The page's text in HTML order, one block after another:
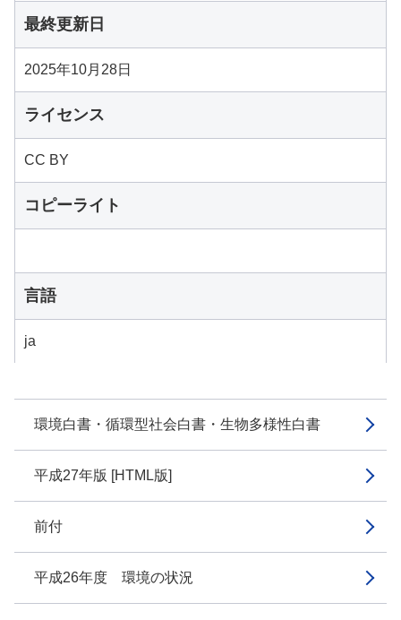
環境白書・循環型社会白書・生物多様性白書
平成27年版 [HTML版]
前付
平成26年度 環境の状況
最終更新日
2025年10月28日
ライセンス
CC BY
コピーライト
言語
ja